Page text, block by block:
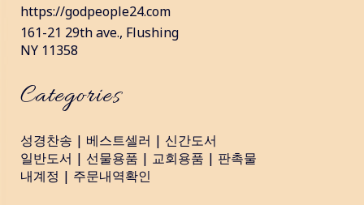
https://godpeople24.com
161-21 29th ave., Flushing
NY 11358
Categories
성경찬송 | 베스트셀러 | 신간도서
일반도서 | 선물용품 | 교회용품 | 판촉물
내계정 | 주문내역확인